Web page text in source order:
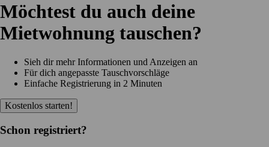
Möchtest du auch deine
Mietwohnung tauschen?
Sieh dir mehr Informationen und Anzeigen an
Für dich angepasste Tauschvorschläge
Einfache Registrierung in 2 Minuten
Kostenlos starten!
Schon registriert?